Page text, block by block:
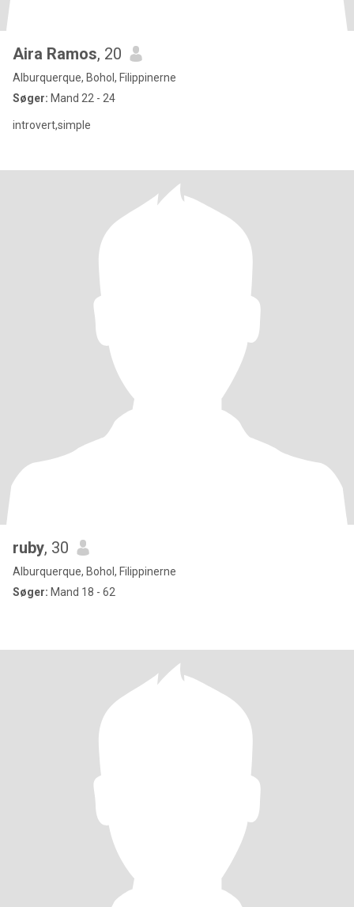
Aira Ramos, 20
Alburquerque, Bohol, Filippinerne
Søger: Mand 22 - 24
introvert,simple
ruby, 30
Alburquerque, Bohol, Filippinerne
Søger: Mand 18 - 62